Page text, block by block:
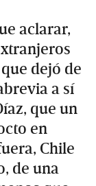
aclarar,
dejó de
a sí
que un
en
Chile
de una